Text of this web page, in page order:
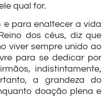
qual for.
para enaltecer a vida
dos céus, diz que
viver sempre unido ao
para se dedicar por
indistintamente,
a grandeza do
doação plena e